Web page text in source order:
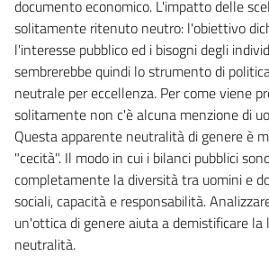
documento economico. L'impatto delle
solitamente ritenuto neutro: l'obiettivo
l'interesse pubblico ed i bisogni degli
sembrerebbe quindi lo strumento di
neutrale per eccellenza. Per come viene
solitamente non c'è alcuna menzione di
Questa apparente neutralità di genere è
"cecità". Il modo in cui i bilanci pubblici
completamente la diversità tra uomini e
sociali, capacità e responsabilità.
un'ottica di genere aiuta a demistificare la
neutralità.